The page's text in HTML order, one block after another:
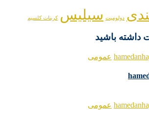
دولومیت سیلیس کربنات کلسیم
باشید
عمومی
عمومی